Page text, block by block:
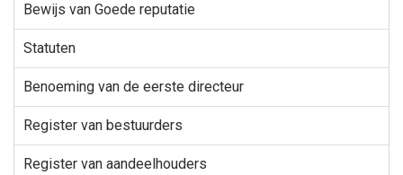
Bewijs van Goede reputatie
Statuten
Benoeming van de eerste directeur
Register van bestuurders
Register van aandeelhouders